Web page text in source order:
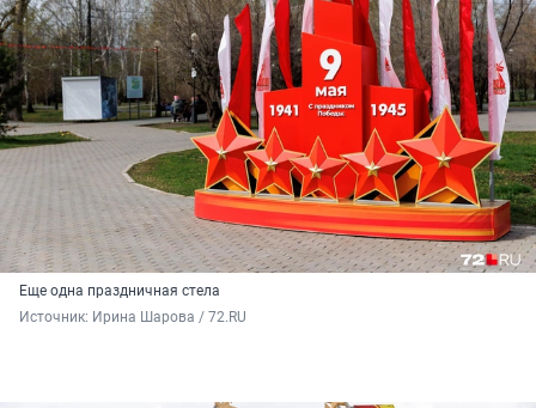
Еще одна праздничная стела
Источник: Ирина Шарова / 72.RU